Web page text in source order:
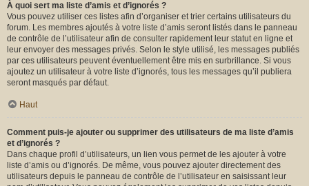
À quoi sert ma liste d’amis et d’ignorés ?
Vous pouvez utiliser ces listes afin d’organiser et trier certains utilisateurs du
forum. Les membres ajoutés à votre liste d’amis seront listés dans le panneau
de contrôle de l’utilisateur afin de consulter rapidement leur statut en ligne et
leur envoyer des messages privés. Selon le style utilisé, les messages publiés
par ces utilisateurs peuvent éventuellement être mis en surbrillance. Si vous
ajoutez un utilisateur à votre liste d’ignorés, tous les messages qu’il publiera
seront masqués par défaut.
Haut
Comment puis-je ajouter ou supprimer des utilisateurs de ma liste d’amis
et d’ignorés ?
Dans chaque profil d’utilisateurs, un lien vous permet de les ajouter à votre
liste d’amis ou d’ignorés. De même, vous pouvez ajouter directement des
utilisateurs depuis le panneau de contrôle de l’utilisateur en saisissant leur